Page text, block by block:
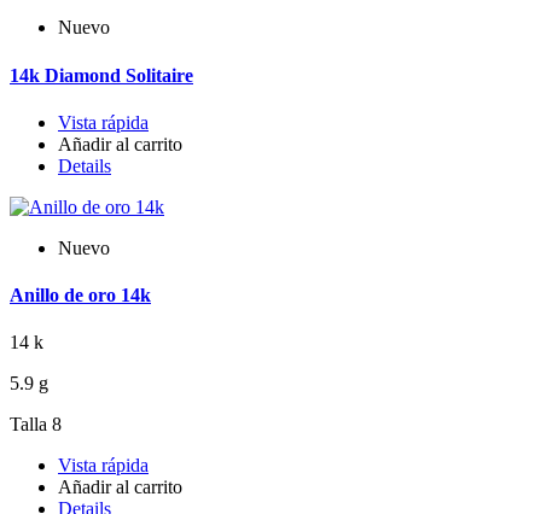
Nuevo
14k Diamond Solitaire
Vista rápida
Añadir al carrito
Details
Nuevo
Anillo de oro 14k
14 k
5.9 g
Talla 8
Vista rápida
Añadir al carrito
Details